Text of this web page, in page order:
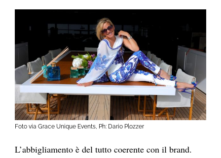
Foto via Grace Unique Events, Ph: Dario Plozzer
L’abbigliamento è del tutto coerente con il brand.